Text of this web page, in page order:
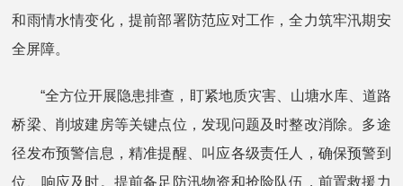
和雨情水情变化，提前部署防范应对工作，全力筑牢汛期安
全屏障。
“全方位开展隐患排查，盯紧地质灾害、山塘水库、道路
桥梁、削坡建房等关键点位，发现问题及时整改消除。多途
径发布预警信息，精准提醒、叫应各级责任人，确保预警到
位、响应及时。提前备足防汛物资和抢险队伍，前置救援力